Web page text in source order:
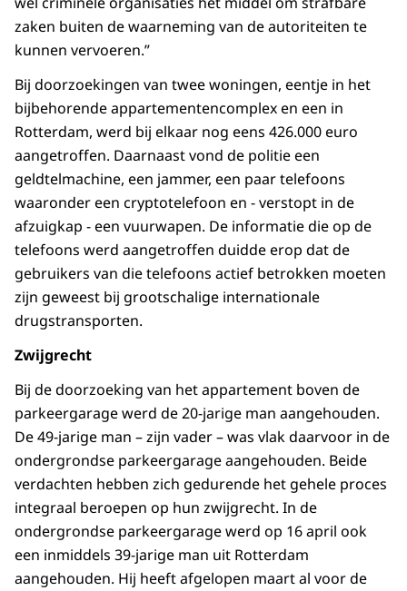
zaken buiten de waarneming van de autoriteiten te
kunnen vervoeren.”
Bij doorzoekingen van twee woningen, eentje in het
bijbehorende appartementencomplex en een in
Rotterdam, werd bij elkaar nog eens 426.000 euro
aangetroffen. Daarnaast vond de politie een
geldtelmachine, een jammer, een paar telefoons
waaronder een cryptotelefoon en - verstopt in de
afzuigkap - een vuurwapen. De informatie die op de
telefoons werd aangetroffen duidde erop dat de
gebruikers van die telefoons actief betrokken moeten
zijn geweest bij grootschalige internationale
drugstransporten.
Zwijgrecht
Bij de doorzoeking van het appartement boven de
parkeergarage werd de 20-jarige man aangehouden.
De 49-jarige man – zijn vader – was vlak daarvoor in de
ondergrondse parkeergarage aangehouden. Beide
verdachten hebben zich gedurende het gehele proces
integraal beroepen op hun zwijgrecht. In de
ondergrondse parkeergarage werd op 16 april ook
een inmiddels 39-jarige man uit Rotterdam
aangehouden. Hij heeft afgelopen maart al voor de